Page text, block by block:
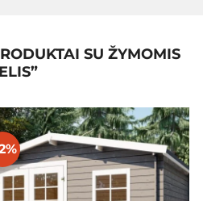
SU ŽYMOMIS
Mėgstamiausias